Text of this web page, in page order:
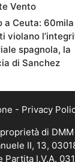
Vento
a Ceuta: 60mila
violano
spagnola, la
di Sanchez
- Privacy
di DMM
II, 13,
Partita I.V.A.